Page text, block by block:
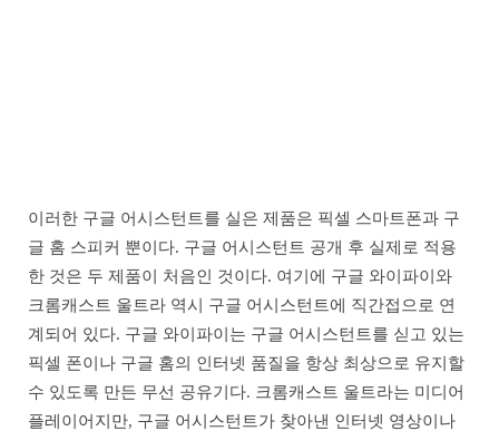
이러한 구글 어시스턴트를 실은 제품은 픽셀 스마트폰과 구
글 홈 스피커 뿐이다. 구글 어시스턴트 공개 후 실제로 적용
한 것은 두 제품이 처음인 것이다. 여기에 구글 와이파이와
크롬캐스트 울트라 역시 구글 어시스턴트에 직간접으로 연
계되어 있다. 구글 와이파이는 구글 어시스턴트를 싣고 있는
픽셀 폰이나 구글 홈의 인터넷 품질을 항상 최상으로 유지할
수 있도록 만든 무선 공유기다. 크롬캐스트 울트라는 미디어
플레이어지만, 구글 어시스턴트가 찾아낸 인터넷 영상이나